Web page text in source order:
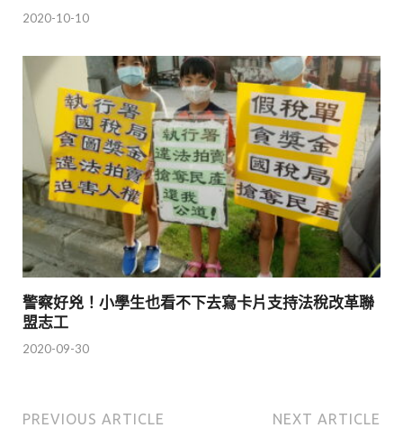
2020-10-10
警察好兇！小學生也看不下去寫卡片支持法稅改革聯
盟志工
2020-09-30
PREVIOUS ARTICLE NEXT ARTICLE